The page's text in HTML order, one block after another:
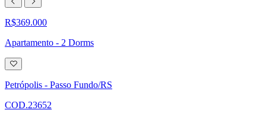
R$369.000
Apartamento - 2 Dorms
Adicionar
à
lista
de
Petrópolis - Passo Fundo/RS
COD.23652